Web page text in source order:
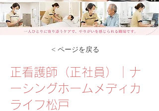
< ページを戻る
正看護師（正社員）｜ナ
ーシングホームメディカ
ライフ松戸